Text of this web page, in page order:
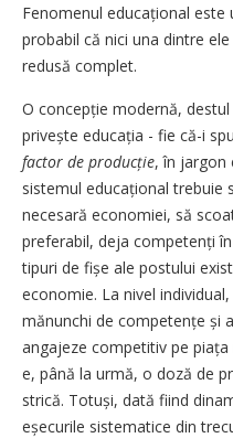
Fenomenul educațional
probabil că nici una dintre
redusă complet.
O concepție modernă,
privește educația - fie că-i
factor de producție, în jargon
sistemul educațional trebuie
necesară economiei, să
preferabil, deja com­petenți
tipuri de fișe ale postului
economie. La nivel
mănunchi de competențe și
anga­jeze competitiv pe piața
e, până la urmă, o doză de
strică. Totuși, dată fiind
eșecurile sistematice din